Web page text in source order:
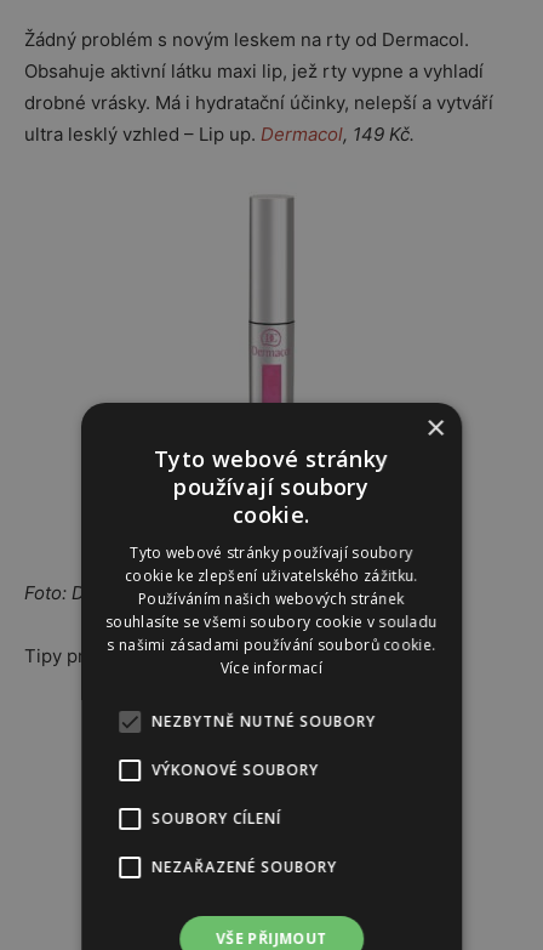
Žádný problém s novým leskem na rty od Dermacol.
Obsahuje aktivní látku maxi lip, jež rty vypne a vyhladí
drobné vrásky. Má i hydratační účinky, nelepší a vytváří
ultra lesklý vzhled – Lip up. Dermacol, 149 Kč.
Foto: Depositphotos, archiv firem
Tipy pro konturování obličeje najdetezde
Reklama
×
Tyto webové stránky
používají soubory
cookie.
Tyto webové stránky používají soubory
cookie ke zlepšení uživatelského zážitku.
Používáním našich webových stránek
souhlasíte se všemi soubory cookie v souladu
s našimi zásadami používání souborů cookie.
Více informací
NEZBYTNĚ NUTNÉ SOUBORY
VÝKONOVÉ SOUBORY
SOUBORY CÍLENÍ
NEZAŘAZENÉ SOUBORY
VŠE PŘIJMOUT